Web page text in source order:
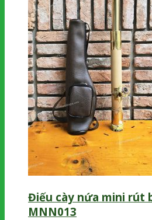
Điếu cày nứa mini rút
MNN013